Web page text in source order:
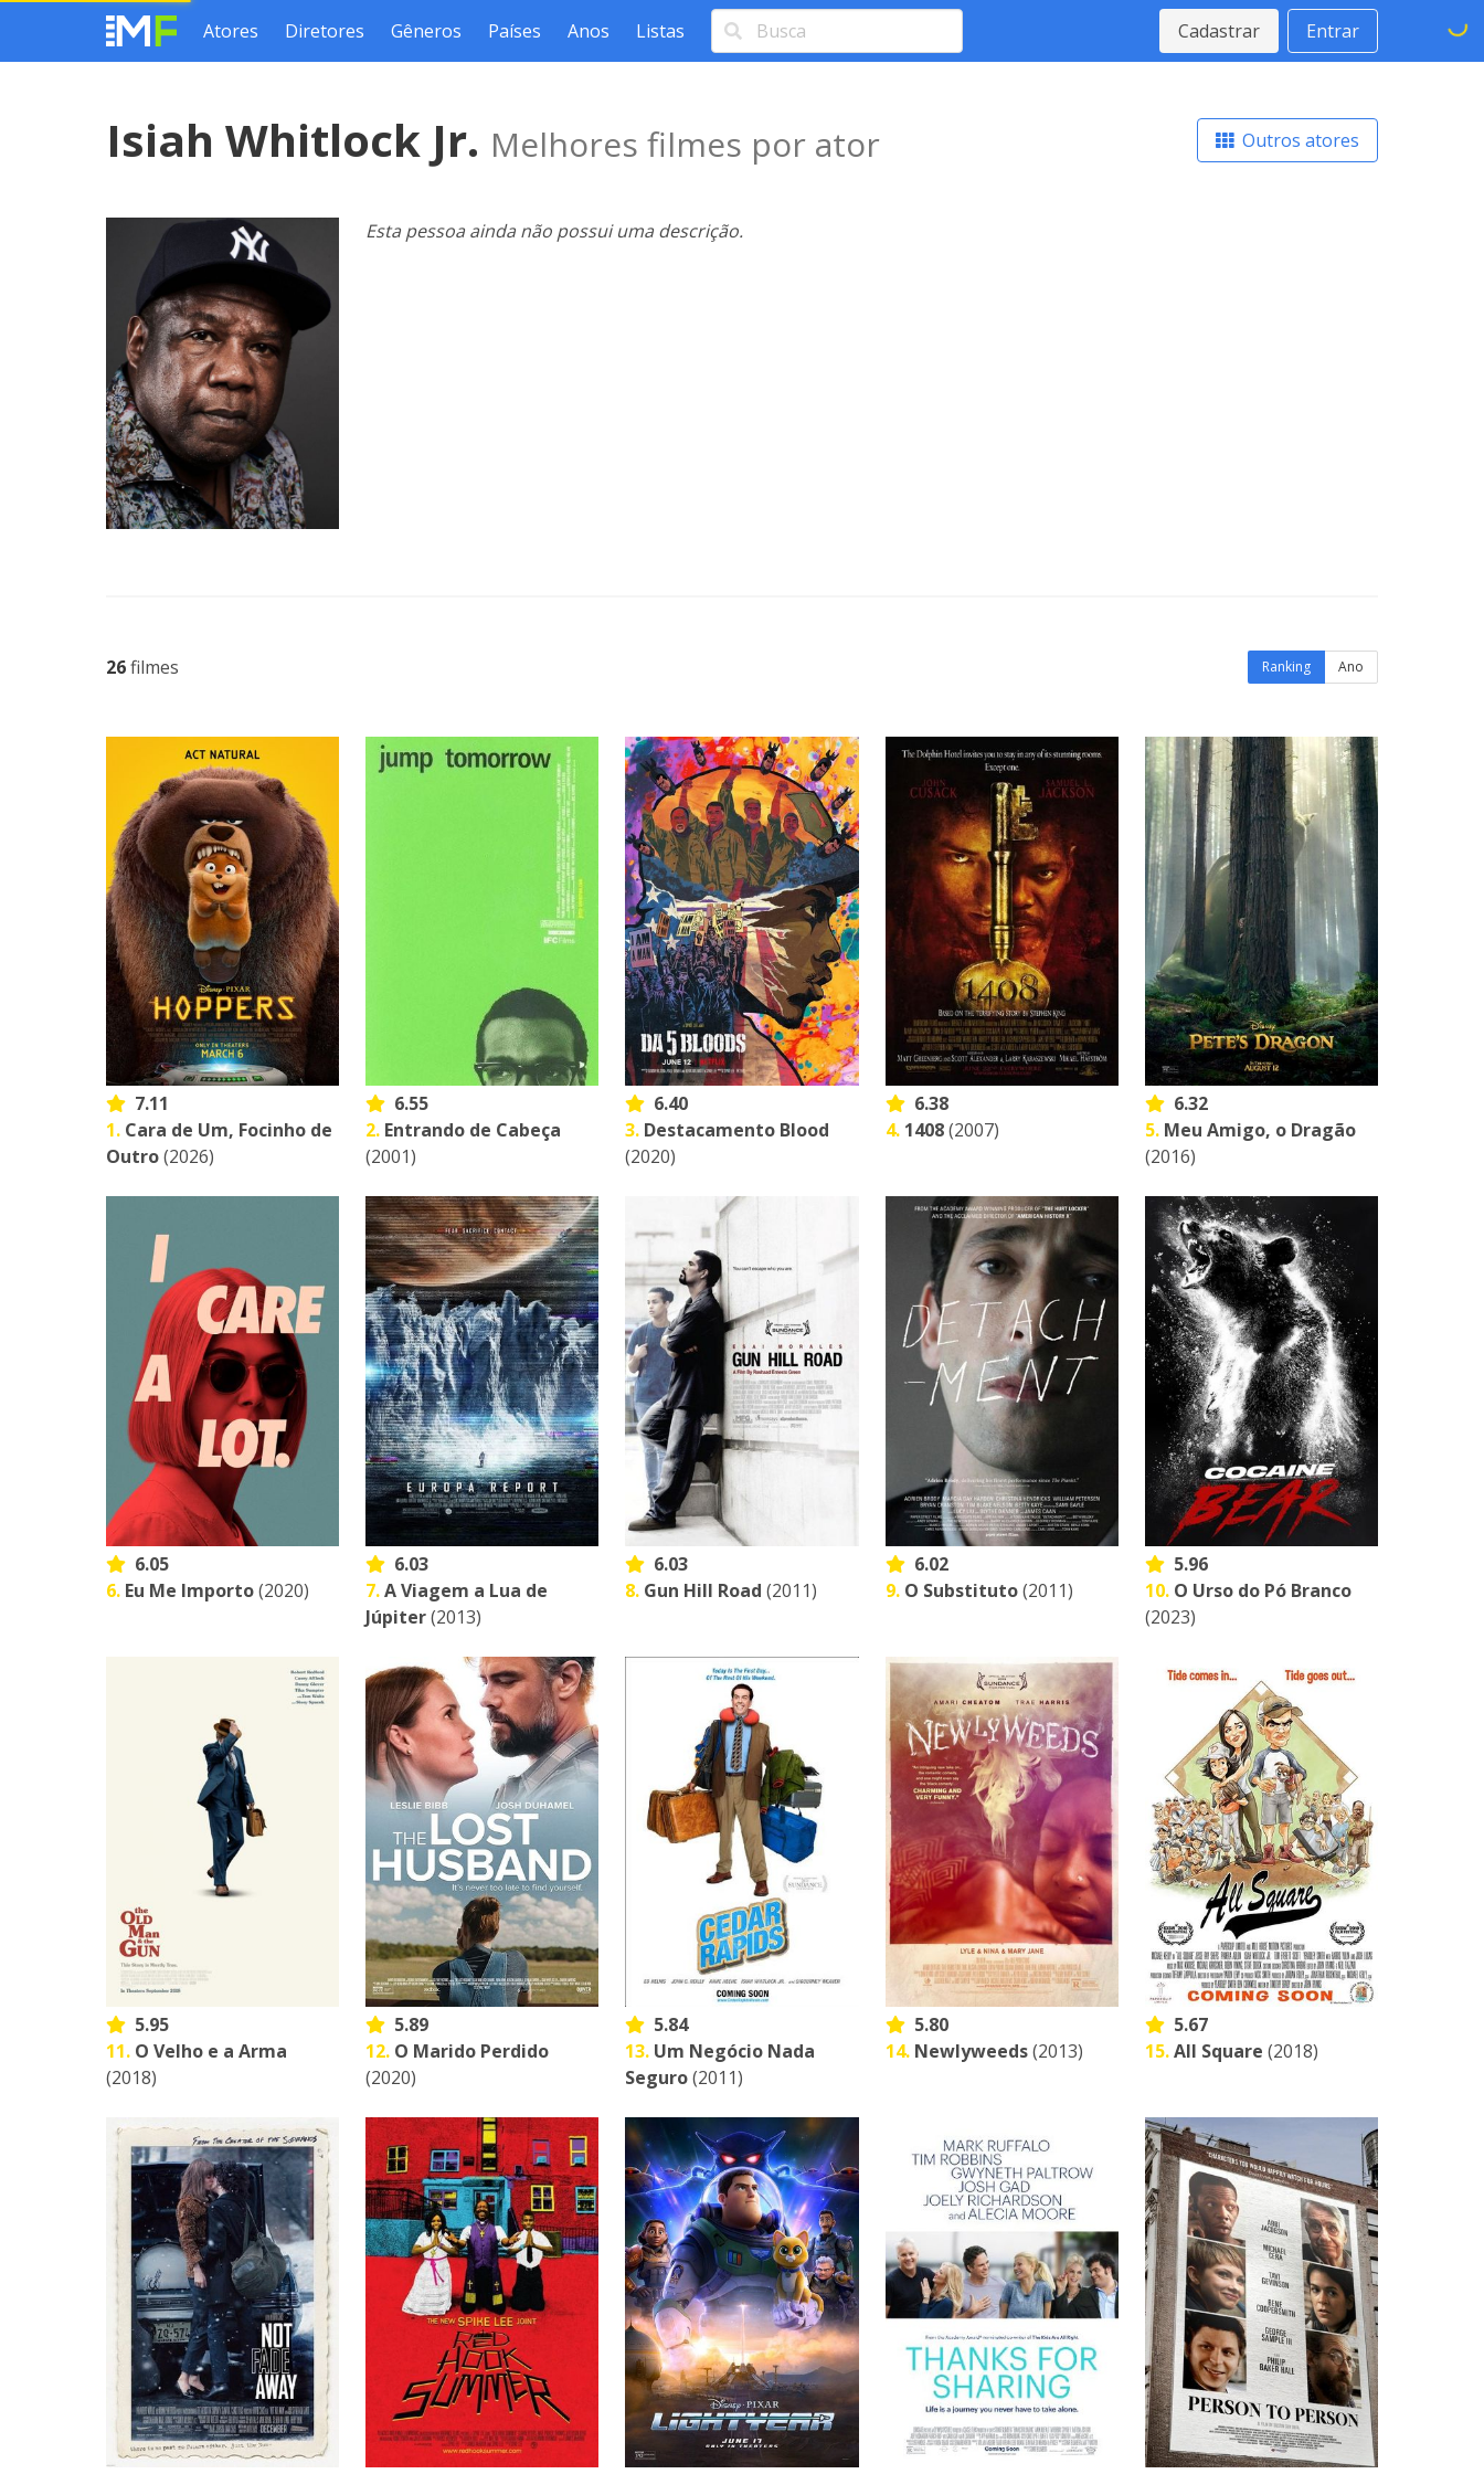
Atores Diretores Gêneros Países Anos Listas Cadastrar Entrar
Isiah Whitlock Jr. Melhores filmes por ator Outros atores
Esta pessoa ainda não possui uma descrição.
26filmes Ranking Ano
7.11
1. Cara de Um, Focinho de
Outro(2026)
6.55
2. Entrando de Cabeça
(2001)
6.40
3. Destacamento Blood
(2020)
6.38
4. 1408(2007)
6.32
5. Meu Amigo, o Dragão
(2016)
6.05
6. Eu Me Importo(2020)
6.03
7.A Viagem a Lua de
Júpiter(2013)
6.03
8. Gun Hill Road (2011)
6.02
9. O Substituto(2011)
5.96
10. O Urso do Pó Branco
(2023)
5.95
11. O Velho e a Arma
(2018)
5.89
12. O Marido Perdido
(2020)
5.84
13. Um Negócio Nada
Seguro(2011)
5.80
14. Newlyweeds(2013)
5.67
15.All Square (2018)